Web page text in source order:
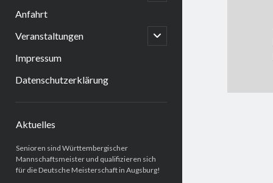
Anfahrt
Veranstaltungen
open
child
Impressum
Datenschutzerklärung
Aktuelles
Senioren sind Württembergischer
Mannschaftsmeister und qualifizieren sich
für die Deutsche Meisterschaft in Augsburg!